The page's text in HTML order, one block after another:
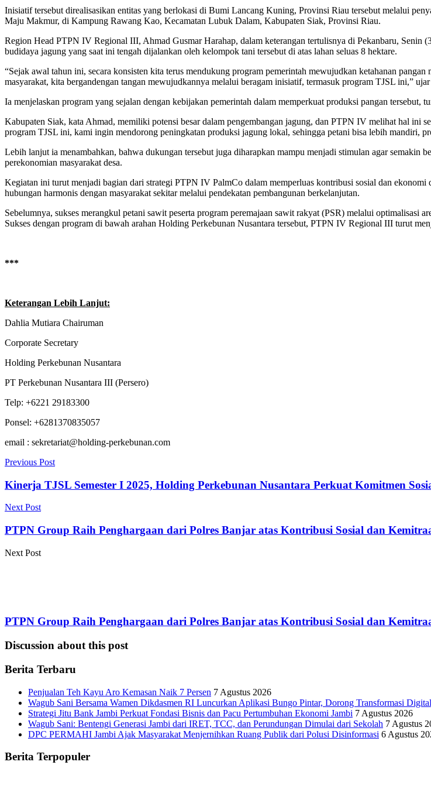
Inisiatif tersebut direalisasikan entitas yang berlokasi di Bumi Lancang Kuning, Provinsi Riau tersebut melalui
Maju Makmur, di Kampung Rawang Kao, Kecamatan Lubuk Dalam, Kabupaten Siak, Provinsi Riau.
Region Head PTPN IV Regional III, Ahmad Gusmar Harahap, dalam keterangan tertulisnya di Pekanbaru, Senin
budidaya jagung yang saat ini tengah dijalankan oleh kelompok tani tersebut di atas lahan seluas 8 hektare.
“Sejak awal tahun ini, secara konsisten kita terus mendukung program pemerintah mewujudkan ketahanan
masyarakat, kita bergandengan tangan mewujudkannya melalui beragam inisiatif, termasuk program TJSL ini,”
Ia menjelaskan program yang sejalan dengan kebijakan pemerintah dalam memperkuat produksi pangan tersebut,
Kabupaten Siak, kata Ahmad, memiliki potensi besar dalam pengembangan jagung, dan PTPN IV melihat hal ini
program TJSL ini, kami ingin mendorong peningkatan produksi jagung lokal, sehingga petani bisa lebih mandiri,
Lebih lanjut ia menambahkan, bahwa dukungan tersebut juga diharapkan mampu menjadi stimulan agar semakin
perekonomian masyarakat desa.
Kegiatan ini turut menjadi bagian dari strategi PTPN IV PalmCo dalam memperluas kontribusi sosial dan
hubungan harmonis dengan masyarakat sekitar melalui pendekatan pembangunan berkelanjutan.
Sebelumnya, sukses merangkul petani sawit peserta program peremajaan sawit rakyat (PSR) melalui optimalisasi
Sukses dengan program di bawah arahan Holding Perkebunan Nusantara tersebut, PTPN IV Regional III turut
***
Keterangan Lebih Lanjut:
Dahlia Mutiara Chairuman
Corporate Secretary
Holding Perkebunan Nusantara
PT Perkebunan Nusantara III (Persero)
Telp: +6221 29183300
Ponsel: +6281370835057
email : sekretariat@holding-perkebunan.com
Previous Post
Kinerja TJSL Semester I 2025, Holding Perkebunan Nusantara Perkuat Komitmen
Next Post
PTPN Group Raih Penghargaan dari Polres Banjar atas Kontribusi Sosial dan
Next Post
PTPN Group Raih Penghargaan dari Polres Banjar atas Kontribusi Sosial dan
Discussion about this post
Berita Terbaru
Penjualan Teh Kayu Aro Kemasan Naik 7 Persen 7 Agustus 2026
Wagub Sani Bersama Wamen Dikdasmen RI Luncurkan Aplikasi Bungo Pintar, Dorong Transformasi
Strategi Jitu Bank Jambi Perkuat Fondasi Bisnis dan Pacu Pertumbuhan Ekonomi Jambi 7 Agustus 2026
Wagub Sani: Bentengi Generasi Jambi dari IRET, TCC, dan Perundungan Dimulai dari Sekolah 7 Agustus
DPC PERMAHI Jambi Ajak Masyarakat Menjernihkan Ruang Publik dari Polusi Disinformasi 6 Agustus
Berita Terpopuler